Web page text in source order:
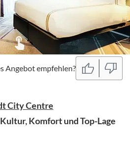
Angebot empfehlen?
City Centre
Komfort und Top-Lage